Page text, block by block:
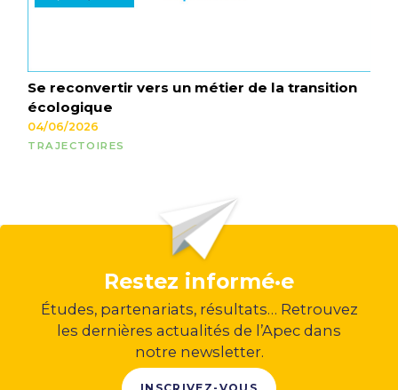
Se reconvertir vers un métier de la transition
écologique
04/06/2026
TRAJECTOIRES
Restez informé·e
Études, partenariats, résultats… Retrouvez
les dernières actualités de l’Apec dans
notre newsletter.